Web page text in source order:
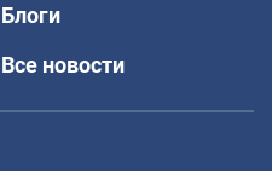
Блоги
Все новости